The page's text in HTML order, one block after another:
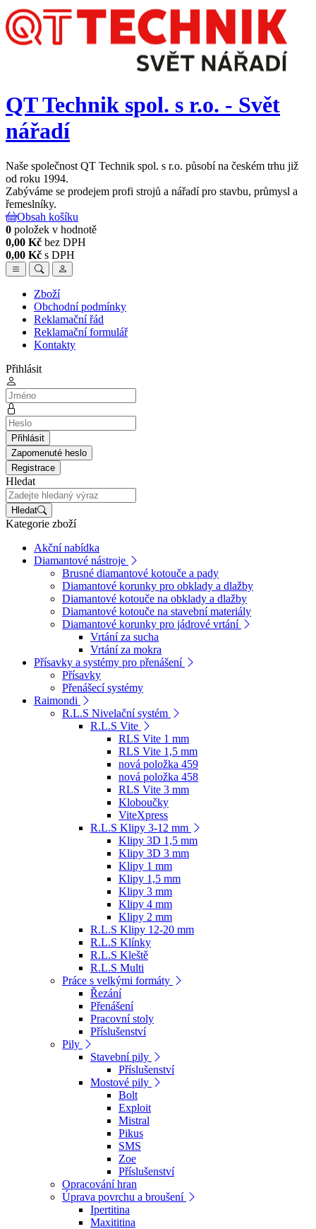
QT Technik spol. s r.o. - Svět
nářadí
Naše společnost QT Technik spol. s r.o. působí na českém trhu již
od roku 1994.
Zabýváme se prodejem profi strojů a nářadí pro stavbu, průmysl a
řemeslníky.
Obsah košíku
0 položek v hodnotě
0,00 Kč bez DPH
0,00 Kč s DPH
Zboží
Obchodní podmínky
Reklamační řád
Reklamační formulář
Kontakty
Přihlásit
Přihlásit
Zapomenuté heslo
Registrace
Hledat
Hledat
Kategorie zboží
Akční nabídka
Diamantové nástroje
Brusné diamantové kotouče a pady
Diamantové korunky pro obklady a dlažby
Diamantové kotouče na obklady a dlažby
Diamantové kotouče na stavební materiály
Diamantové korunky pro jádrové vrtání
Vrtání za sucha
Vrtání za mokra
Přísavky a systémy pro přenášení
Přísavky
Přenášecí systémy
Raimondi
R.L.S Nivelační systém
R.L.S Vite
RLS Vite 1 mm
RLS Vite 1,5 mm
nová položka 459
nová položka 458
RLS Vite 3 mm
Kloboučky
ViteXpress
R.L.S Klipy 3-12 mm
Klipy 3D 1,5 mm
Klipy 3D 3 mm
Klipy 1 mm
Klipy 1,5 mm
Klipy 3 mm
Klipy 4 mm
Klipy 2 mm
R.L.S Klipy 12-20 mm
R.L.S Klínky
R.L.S Kleště
R.L.S Multi
Práce s velkými formáty
Řezání
Přenášení
Pracovní stoly
Příslušenství
Pily
Stavební pily
Příslušenství
Mostové pily
Bolt
Exploit
Mistral
Pikus
SMS
Zoe
Příslušenství
Opracování hran
Úprava povrchu a broušení
Ipertitina
Maxititina